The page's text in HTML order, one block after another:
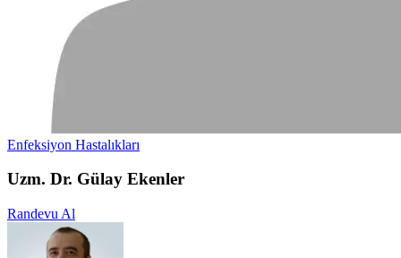
Enfeksiyon Hastalıkları
Uzm. Dr. Gülay Ekenler
Randevu Al